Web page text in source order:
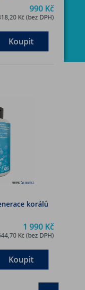
990 Kč
Kč (bez DPH)
Koupit
korálů
1 990 Kč
Kč (bez DPH)
Koupit